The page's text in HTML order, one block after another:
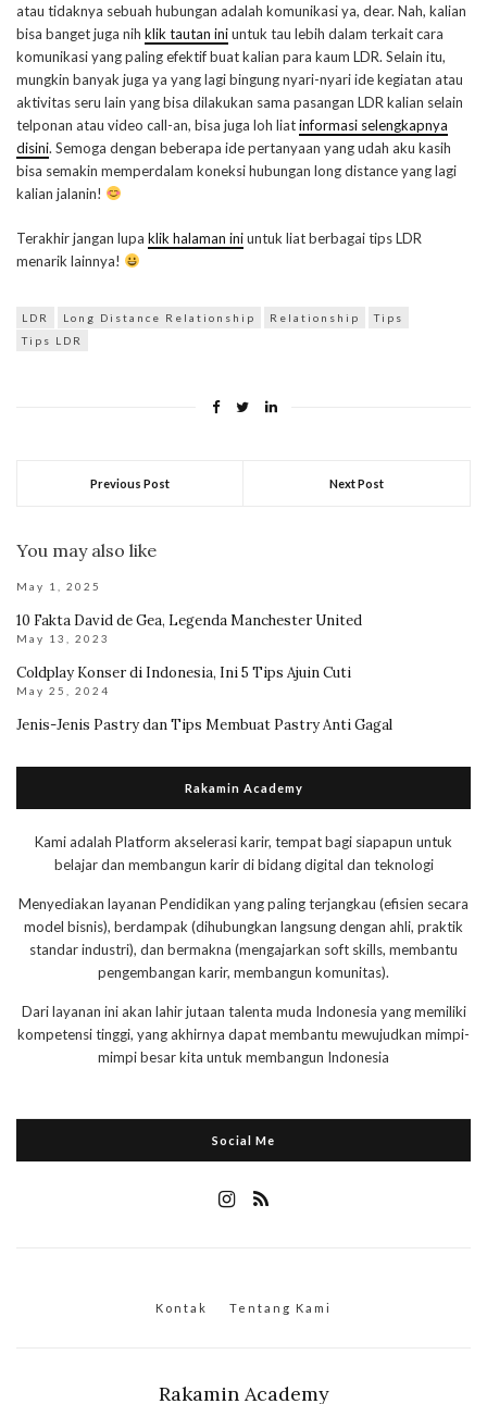
atau tidaknya sebuah hubungan adalah komunikasi ya, dear. Nah, kalian
bisa banget juga nih klik tautan iniuntuk tau lebih dalam terkait cara
komunikasi yang paling efektif buat kalian para kaum LDR. Selain itu,
mungkin banyak juga ya yang lagi bingung nyari-nyari ide kegiatan atau
aktivitas seru lain yang bisa dilakukan sama pasangan LDR kalian selain
telponan atau video call-an, bisa juga loh liatinformasi selengkapnya
disini. Semoga dengan beberapa ide pertanyaan yang udah aku kasih
bisa semakin memperdalam koneksi hubungan long distance yang lagi
kalian jalanin!
Terakhir jangan lupa klik halaman iniuntuk liat berbagai tips LDR
menarik lainnya!
LDR Long Distance Relationship Relationship
Tips
Tips LDR
Previous Post Next Post
You may also like
May 1, 2025
10 Fakta David de Gea, Legenda Manchester United
May 13, 2023
Coldplay Konser di Indonesia, Ini 5 Tips Ajuin Cuti
May 25, 2024
Jenis-Jenis Pastry dan Tips Membuat Pastry Anti Gagal
Rakamin Academy
Kami adalah Platform akselerasi karir, tempat bagi siapapun untuk
belajar dan membangun karir di bidang digital dan teknologi
Menyediakan layanan Pendidikan yang paling terjangkau (efisien secara
model bisnis), berdampak (dihubungkan langsung dengan ahli, praktik
standar industri), dan bermakna (mengajarkan soft skills, membantu
pengembangan karir, membangun komunitas).
Dari layanan ini akan lahir jutaan talenta muda Indonesia yang memiliki
kompetensi tinggi, yang akhirnya dapat membantu mewujudkan mimpi-
mimpi besar kita untuk membangun Indonesia
Social Me
Kontak Tentang Kami
Rakamin Academy